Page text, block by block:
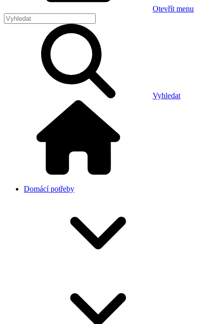
Otevřít menu
Vyhledat
Domácí potřeby